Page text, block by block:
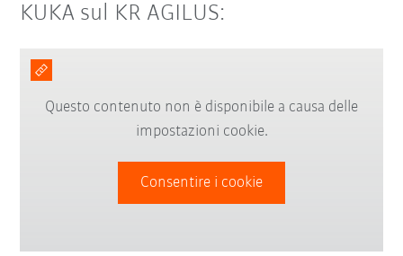
KUKA sul KR AGILUS:
Questo contenuto non è disponibile a causa delle
impostazioni cookie.
Consentire i cookie